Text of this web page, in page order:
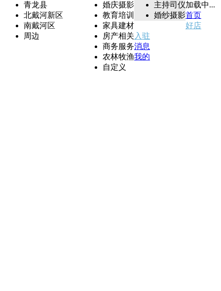
青龙县
北戴河新区
南戴河区
周边
婚庆摄影
教育培训
家具建材
房产相关
商务服务
农林牧渔
自定义
主持司仪
婚纱摄影
加载中...
首页
好店
入驻
消息
我的